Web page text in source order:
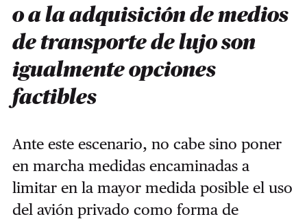
o a la adquisición de medios
de transporte de lujo son
igualmente opciones
factibles
Ante este escenario, no cabe sino poner
en marcha medidas encaminadas a
limitar en la mayor medida posible el uso
del avión privado como forma de